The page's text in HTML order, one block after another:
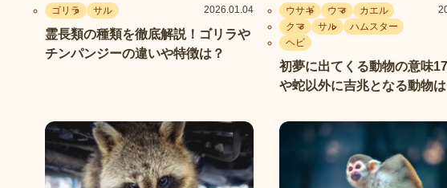
ゴリラ サル 2026.01.04
霊長類の種類を徹底解説！ゴリラや
チンパンジーの違いや特徴は？
ウサギ ウマ
カエル
クマ
サル
ハムスター
ヘビ
初夢に出てくる動物の意味
や蛇以外に吉兆となる動物は